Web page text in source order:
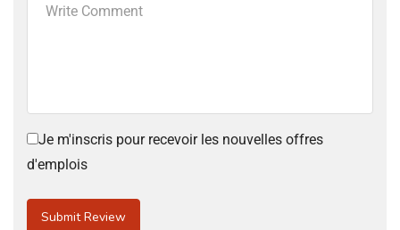
Je m'inscris pour recevoir les nouvelles offres
d'emplois